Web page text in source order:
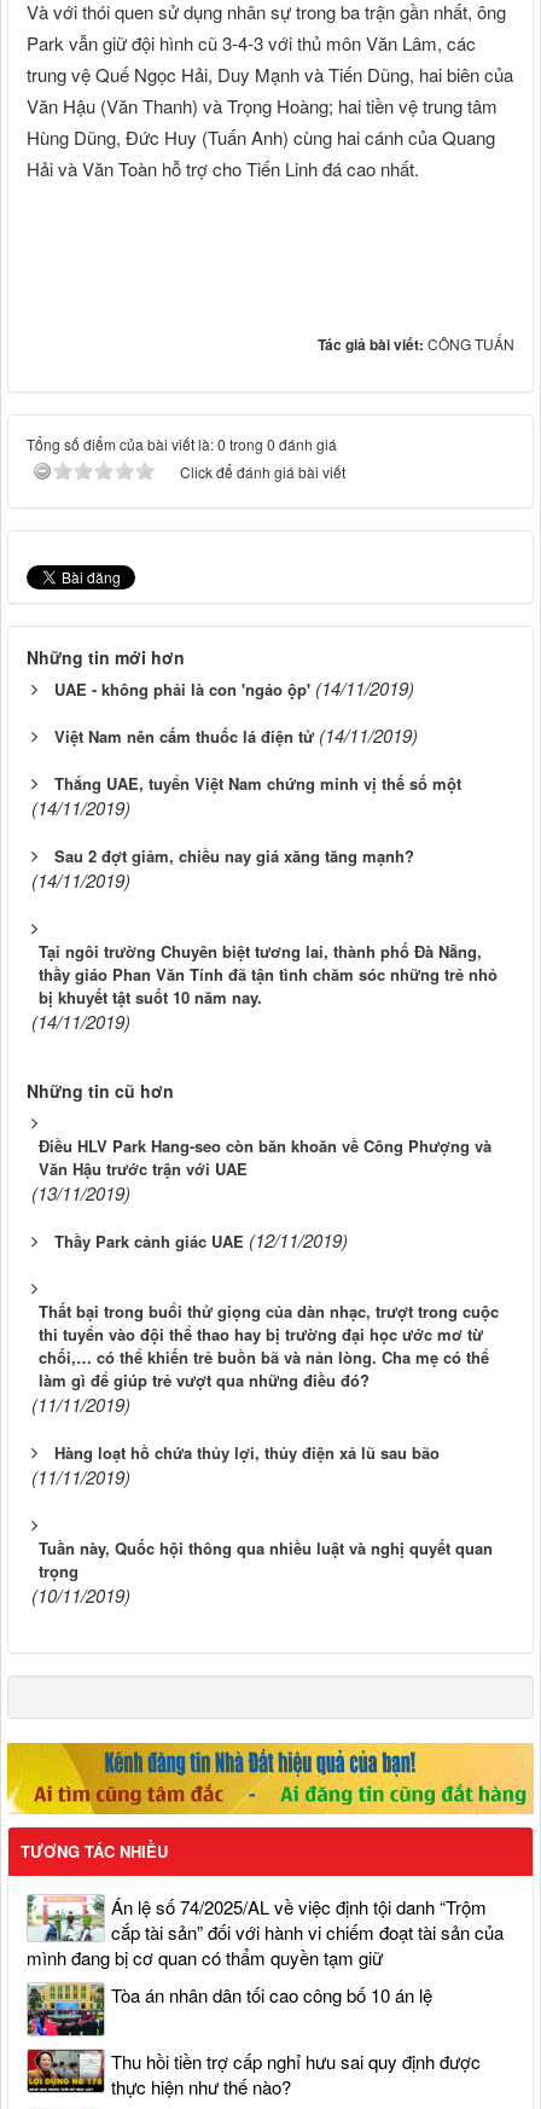
Và với thói quen sử dụng nhân sự trong ba trận gần nhất, ông
Park vẫn giữ đội hình cũ 3-4-3 với thủ môn Văn Lâm, các
trung vệ Quế Ngọc Hải, Duy Mạnh và Tiến Dũng, hai biên của
Văn Hậu (Văn Thanh) và Trọng Hoàng; hai tiền vệ trung tâm
Hùng Dũng, Đức Huy (Tuấn Anh) cùng hai cánh của Quang
Hải và Văn Toàn hỗ trợ cho Tiến Linh đá cao nhất.
Tác giả bài viết: CÔNG TUẤN
Tổng số điểm của bài viết là: 0 trong 0 đánh giá
Click để đánh giá bài viết
Những tin mới hơn
UAE - không phải là con 'ngáo ộp' (14/11/2019)
Việt Nam nên cấm thuốc lá điện tử (14/11/2019)
Thắng UAE, tuyển Việt Nam chứng minh vị thế số một
(14/11/2019)
Sau 2 đợt giảm, chiều nay giá xăng tăng mạnh?
(14/11/2019)
Tại ngôi trường Chuyên biệt tương lai, thành phố Đà Nẵng,
thầy giáo Phan Văn Tính đã tận tình chăm sóc những trẻ nhỏ
bị khuyết tật suốt 10 năm nay.
(14/11/2019)
Những tin cũ hơn
Điều HLV Park Hang-seo còn băn khoăn về Công Phượng và
Văn Hậu trước trận với UAE
(13/11/2019)
Thầy Park cảnh giác UAE (12/11/2019)
Thất bại trong buổi thử giọng của dàn nhạc, trượt trong cuộc
thi tuyển vào đội thể thao hay bị trường đại học ước mơ từ
chối,… có thể khiến trẻ buồn bã và nản lòng. Cha mẹ có thể
làm gì để giúp trẻ vượt qua những điều đó?
(11/11/2019)
Hàng loạt hồ chứa thủy lợi, thủy điện xả lũ sau bão
(11/11/2019)
Tuần này, Quốc hội thông qua nhiều luật và nghị quyết quan
trọng
(10/11/2019)
TƯƠNG TÁC NHIỀU
Án lệ số 74/2025/AL về việc định tội danh “Trộm
cắp tài sản” đối với hành vi chiếm đoạt tài sản của
mình đang bị cơ quan có thẩm quyền tạm giữ
Tòa án nhân dân tối cao công bố 10 án lệ
Thu hồi tiền trợ cấp nghỉ hưu sai quy định được
thực hiện như thế nào?